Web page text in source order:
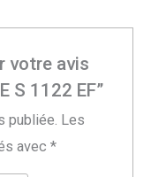
votre avis
S 1122 EF”
publiée. Les
avec*